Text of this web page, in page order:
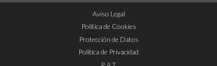
Aviso Legal
Política de Cookies
Protección de Datos
Política de Privacidad